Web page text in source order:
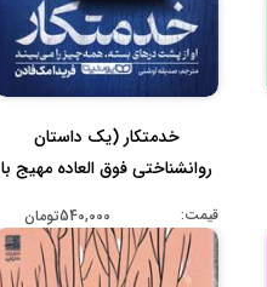
خدمتکار (یک داستان
روانشناختی فوق العاده مهیج با
قیمت: 540,000تومان